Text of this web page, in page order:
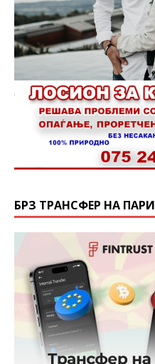
БРЗ ТРАНСФЕР НА ПАРИ